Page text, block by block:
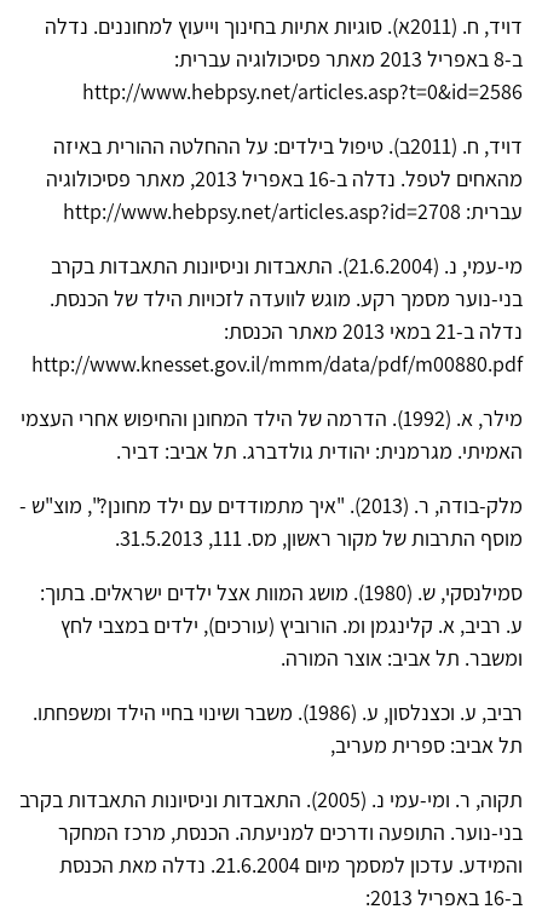
דויד, ח. (2011א). סוגיות אתיות בחינוך וייעוץ למחוננים. נדלה
ב-8 באפריל 2013 מאתר פסיכולוגיה עברית:
http://www.hebpsy.net/articles.asp?t=0&id=2586
דויד, ח. (2011ב). טיפול בילדים: על ההחלטה ההורית באיזה
מהאחים לטפל. נדלה ב-‏16 ‏באפריל ‏2013, מאתר פסיכולוגיה
עברית: http://www.hebpsy.net/articles.asp?id=2708
מי-עמי, נ. (21.6.2004). התאבדות וניסיונות התאבדות בקרב
בני-נוער מסמך רקע. מוגש לוועדה לזכויות הילד של הכנסת.
נדלה ב-21 במאי 2013 מאתר הכנסת:
http://www.knesset.gov.il/mmm/data/pdf/m00880.pdf
מילר, א. (1992). הדרמה של הילד המחונן והחיפוש אחרי העצמי
האמיתי. מגרמנית: יהודית גולדברג. תל אביב: דביר.
מלק-בודה, ר. (2013). "איך מתמודדים עם ילד מחונן?", מוצ"ש -
מוסף התרבות של מקור ראשון, מס. 111, 31.5.2013.
סמילנסקי, ש. (1980). מושג המוות אצל ילדים ישראלים. בתוך:
ע. רביב, א. קלינגמן ומ. הורוביץ (עורכים), ילדים במצבי לחץ
ומשבר. תל אביב: אוצר המורה.
רביב, ע. וכצנלסון, ע. (1986). משבר ושינוי בחיי הילד ומשפחתו.
תל אביב: ספרית מעריב,
תקוה, ר. ומי-עמי נ. (2005). התאבדות וניסיונות התאבדות בקרב
בני-נוער. התופעה ודרכים למניעתה. הכנסת, מרכז המחקר
והמידע. עדכון למסמך מיום 21.6.2004. נדלה מאת הכנסת
ב-16 באפריל 2013: